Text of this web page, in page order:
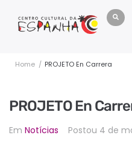
Home / PROJETO En Carrera
PROJETO En
Em Notícias Postou 4 de